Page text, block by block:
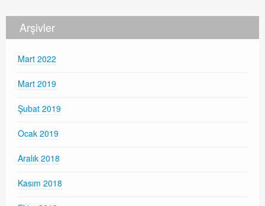
Arşivler
Mart 2022
Mart 2019
Şubat 2019
Ocak 2019
Aralık 2018
Kasım 2018